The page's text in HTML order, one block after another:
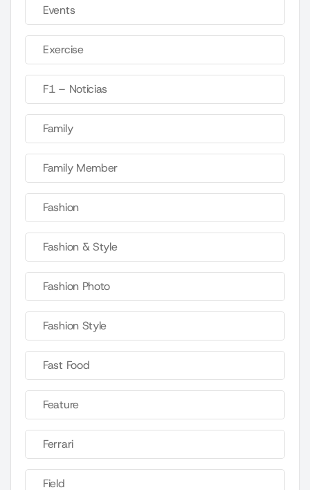
Events
Exercise
F1 – Noticias
Family
Family Member
Fashion
Fashion & Style
Fashion Photo
Fashion Style
Fast Food
Feature
Ferrari
Field